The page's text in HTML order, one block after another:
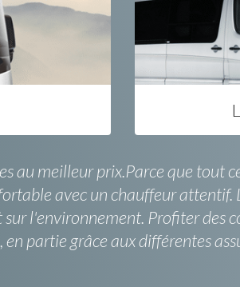
au meilleur prix.Parce que tout
avec un chauffeur attentif.
l'environnement. Profiter des
partie grâce aux différentes